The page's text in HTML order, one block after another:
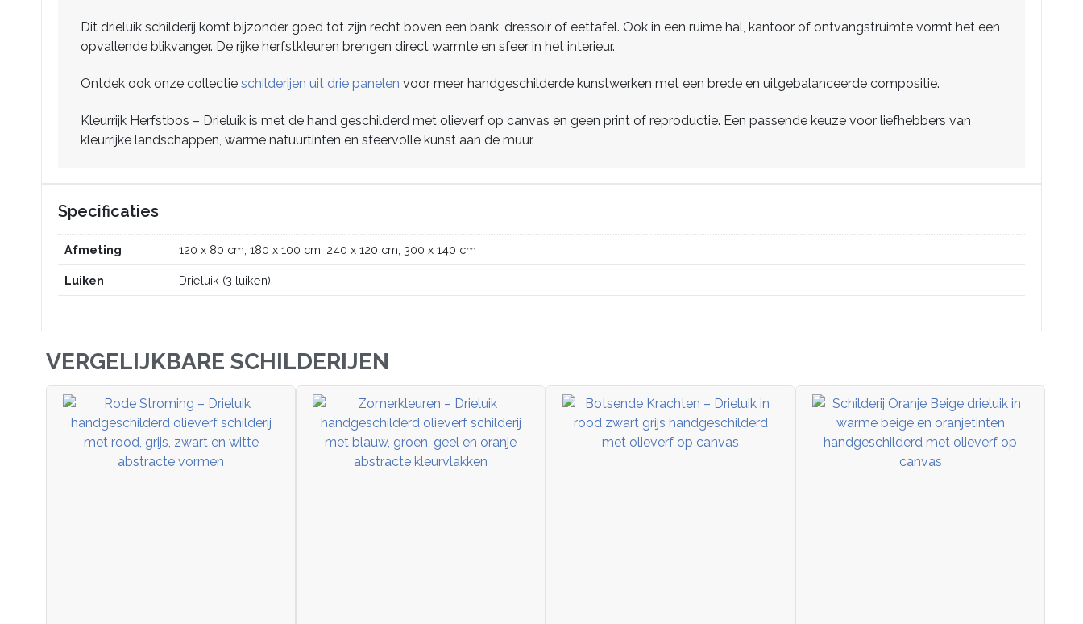
Dit drieluik schilderij komt bijzonder goed tot zijn recht boven een bank, dressoir of eettafel. Ook in een ruime hal, kantoor of ontvangstruimte vormt het een
opvallende blikvanger. De rijke herfstkleuren brengen direct warmte en sfeer in het interieur.
Ontdek ook onze collectie schilderijen uit drie panelen voor meer handgeschilderde kunstwerken met een brede en uitgebalanceerde compositie.
Kleurrijk Herfstbos – Drieluik is met de hand geschilderd met olieverf op canvas en geen print of reproductie. Een passende keuze voor liefhebbers van
kleurrijke landschappen, warme natuurtinten en sfeervolle kunst aan de muur.
Specificaties
Afmeting 120 x 80 cm, 180 x 100 cm, 240 x 120 cm, 300 x 140 cm
Luiken Drieluik (3 luiken)
VERGELIJKBARE SCHILDERIJEN